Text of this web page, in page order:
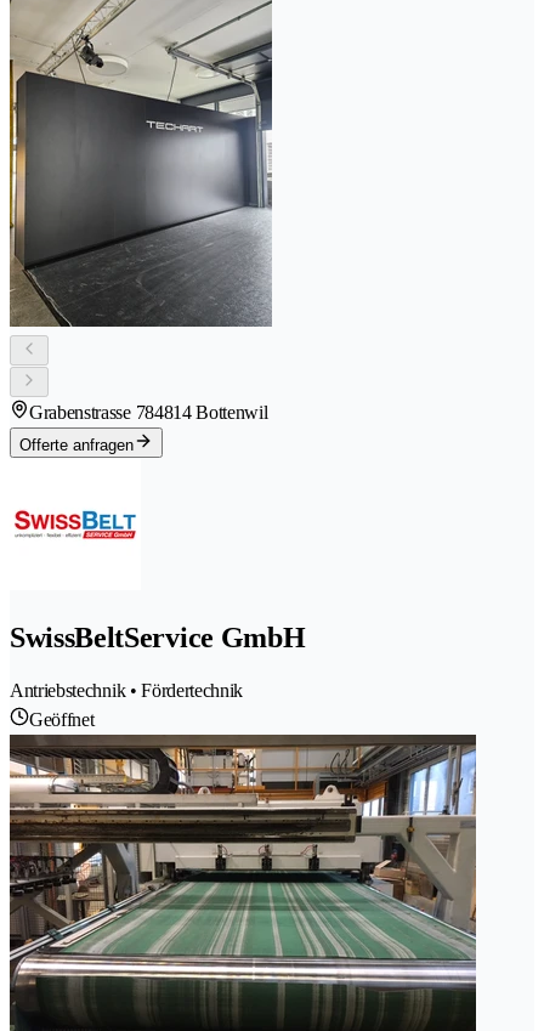
Grabenstrasse 784814 Bottenwil
Offerte anfragen
SwissBeltService GmbH
Antriebstechnik • Fördertechnik
Geöffnet